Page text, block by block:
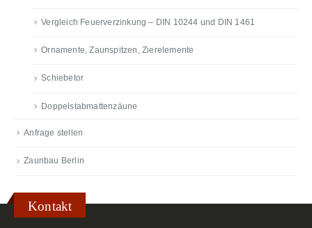
Vergleich Feuerverzinkung – DIN 10244 und DIN 1461
Ornamente, Zaunspitzen, Zierelemente
Schiebetor
Doppelstabmattenzäune
Anfrage stellen
Zaunbau Berlin
Kontakt